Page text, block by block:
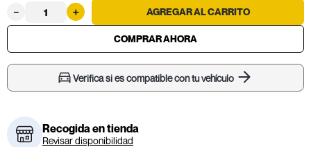
＋
－
Verifica si es compatible con tu vehículo
Recogida en tienda
Revisar disponibilidad